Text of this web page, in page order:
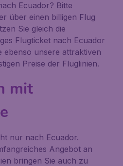
Ecuador? Bitte
über einen billigen Flug
Sie gleich die
Flugticket nach Ecuador
ebenso unsere attraktiven
Preise der Fluglinien.
mit
nur nach Ecuador.
Angebot an
bringen Sie auch zu